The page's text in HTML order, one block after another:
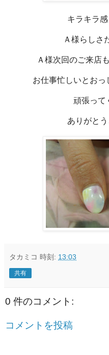
キラキラ
Ａ様らしさ
Ａ様次回のご来店
お仕事忙しいとおっ
頑張っ
ありがと
タカミコ 時刻: 13:03
共有
0 件のコメント:
コメントを投稿